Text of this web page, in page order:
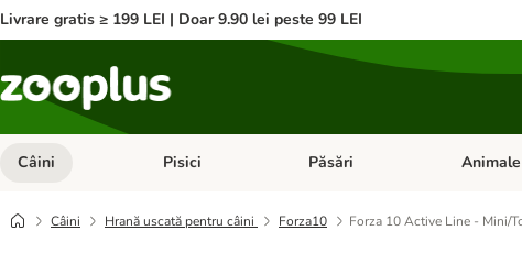
Livrare gratis ≥ 199 LEI | Doar 9.90 lei peste 99 LEI
Câini Deschideți meniul cu categorii: Câini
Pisici Deschideți meniul cu categorii:
Păsări
Câini Hrană uscată pentru câini Forza10 Forza 10 Active Line - Mini/